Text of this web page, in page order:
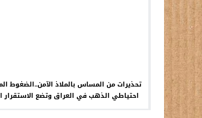
تحذيرات من المساس بالملاذ الآمن..الضغوط
احتياطي الذهب في العراق وتضع الاستقرار